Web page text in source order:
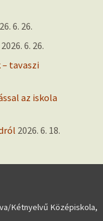
6. 26.
2026. 6. 26.
tavaszi
az iskola
2026. 6. 18.
Kétnyelvű Középiskola,